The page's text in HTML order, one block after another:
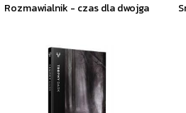
Rozmawialnik - czas dla dwojga